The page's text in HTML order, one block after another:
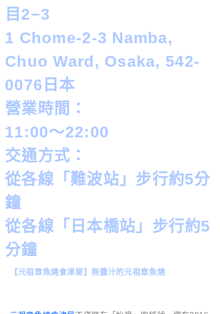
目2−3
1 Chome-2-3 Namba,
Chuo Ward, Osaka, 542-
0076日本
營業時間：
11:00～22:00
交通方式：
從各線「難波站」步行約5分
鐘
從各線「日本橋站」步行約5
分鐘
【元祖章魚燒會津屋】無醬汁的元祖章魚燒